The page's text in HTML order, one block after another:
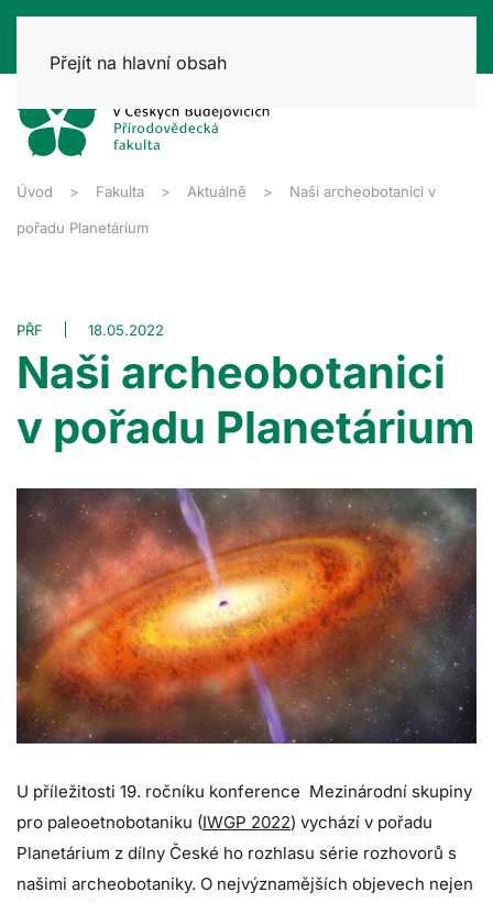
Přejít na hlavní obsah
Úvod Fakulta Aktuálně Naši archeobotanici v
pořadu Planetárium
PŘF 18.05.2022
Naši archeobotanici
v pořadu Planetárium
U příležitosti 19. ročníku konference Mezinárodní skupiny
pro paleoetnobotaniku (IWGP 2022) vychází v pořadu
Planetárium z dílny České ho rozhlasu série rozhovorů s
našimi archeobotaniky. O nejvýznamějších objevech nejen